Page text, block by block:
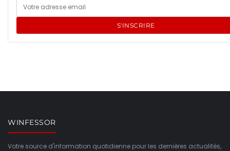
S'INSCRIRE
WINFESSOR
Votre source d'information quotidienne pour les dernières actualités,